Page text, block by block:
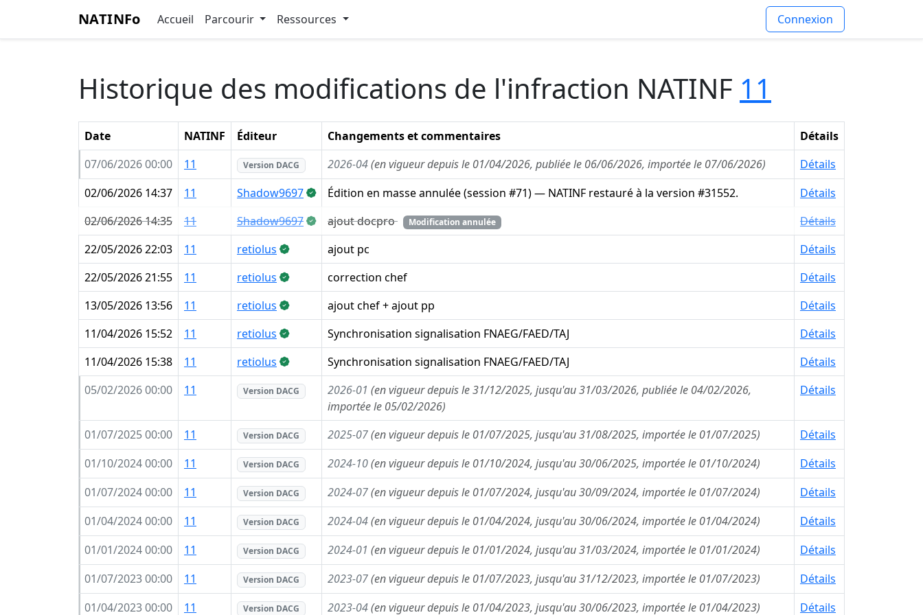
NATINFo Accueil Parcourir Ressources Connexion
Historique des modifications de l'infraction NATINF 11
Date NATINF Éditeur Changements et commentaires
Détails
07/06/2026 00:00
11 Version DACG 2026-04(en vigueur depuis le 01/04/2026, publiée le 06/06/2026, importée le 07/06/2026)
Détails
02/06/2026 14:37
11 Shadow9697 Édition en masse annulée (session #71) — NATINF restauré à la version #31552.
Détails
02/06/2026 14:35
11 Shadow9697 ajout docpro Modification annulée
Détails
22/05/2026 22:03
11 retiolus ajout pc
Détails
22/05/2026 21:55
11 retiolus correction chef
Détails
13/05/2026 13:56
11 retiolus ajout chef + ajout pp
Détails
11/04/2026 15:52
11 retiolus Synchronisation signalisation FNAEG/FAED/TAJ
Détails
11/04/2026 15:38
11 retiolus Synchronisation signalisation FNAEG/FAED/TAJ
Détails
05/02/2026 00:00
11 Version DACG 2026-01 (en vigueur depuis le 31/12/2025, jusqu'au 31/03/2026, publiée le 04/02/2026,
importée le 05/02/2026)
Détails
01/07/2025 00:00 11 Version DACG 2025-07(en vigueur depuis le 01/07/2025, jusqu'au 31/08/2025, importée le 01/07/2025)
Détails
01/10/2024 00:00
11 Version DACG 2024-10(en vigueur depuis le 01/10/2024, jusqu'au 30/06/2025, importée le 01/10/2024)
Détails
01/07/2024 00:00
11 Version DACG 2024-07(en vigueur depuis le 01/07/2024, jusqu'au 30/09/2024, importée le 01/07/2024)
Détails
01/04/2024 00:00
11 Version DACG 2024-04(en vigueur depuis le 01/04/2024, jusqu'au 30/06/2024, importée le 01/04/2024)
Détails
01/01/2024 00:00
11 Version DACG 2024-01 (en vigueur depuis le 01/01/2024, jusqu'au 31/03/2024, importée le 01/01/2024)
Détails
01/07/2023 00:00
11 Version DACG 2023-07(en vigueur depuis le 01/07/2023, jusqu'au 31/12/2023, importée le 01/07/2023)
Détails
01/04/2023 00:00
11 Version DACG 2023-04(en vigueur depuis le 01/04/2023, jusqu'au 30/06/2023, importée le 01/04/2023) Détails